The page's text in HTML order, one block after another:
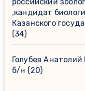
российский
,кандидат
Казанского
(34)
Голубев
б/н (20)